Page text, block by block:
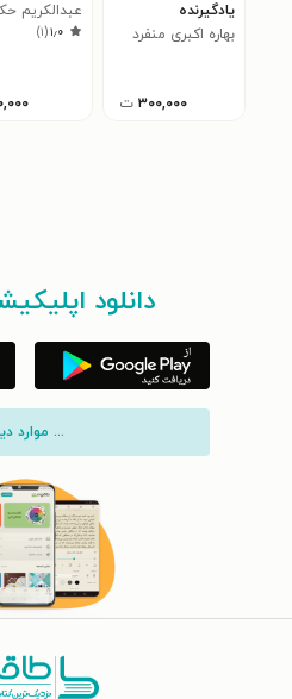
یادگیرنده
بهاره اکبری منفرد
۳۰۰,۰۰۰ ت
عبدالکریم
یغمایی
۱٫۰(۱)
دانلود
... موارد